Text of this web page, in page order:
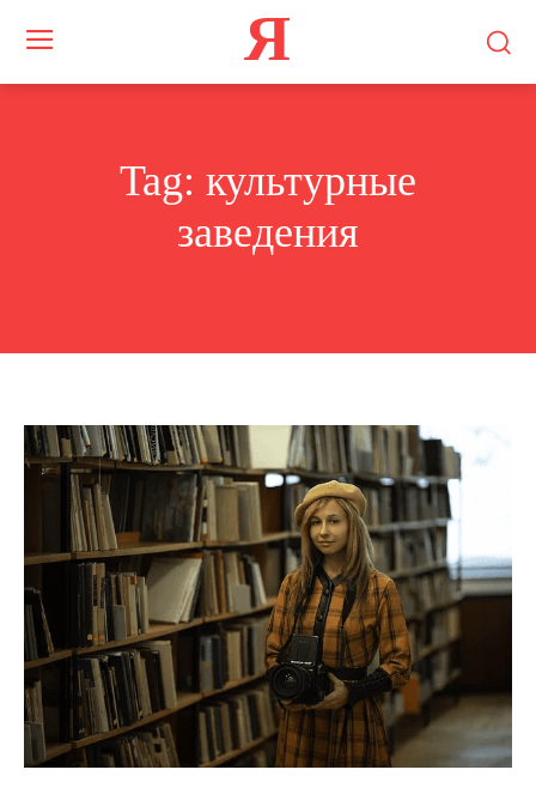
Я
Tag: культурные
заведения